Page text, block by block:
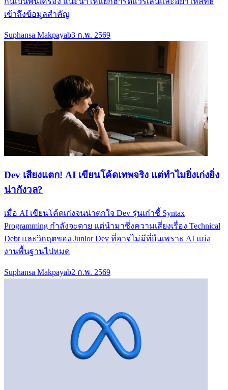
เข้าถึงข้อมูลสำคัญ
Suphansa Makpayab3 ก.พ. 2569
Dev เสียงแตก! AI เขียนโค้ดเทพจริง แต่ทำไมยิ่งเก่งยิ่ง
น่ากังวล?
เมื่อ AI เขียนโค้ดเก่งจนน่าตกใจ Dev รุ่นเก๋าชี้ Syntax
Programming กำลังจะตาย แต่นำมาซึ่งความเสี่ยงเรื่อง Technical
Debt และวิกฤตของ Junior Dev ที่อาจไม่มีที่ยืนเพราะ AI แย่ง
งานพื้นฐานไปหมด
Suphansa Makpayab2 ก.พ. 2569